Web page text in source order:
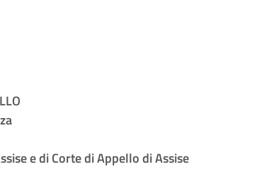
e di Corte di Appello di Assise